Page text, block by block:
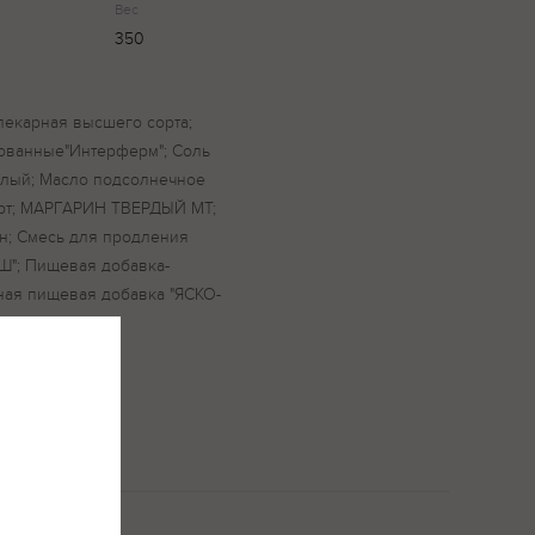
Вес
350
высшего сорта;
Соль
Масло подсолнечное
МАРГАРИН ТВЕРДЫЙ МТ;
Смесь для продления
Пищевая добавка-
пищевая добавка "ЯСКО-